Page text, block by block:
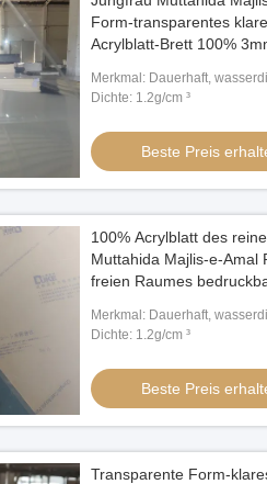
Form-transparentes
Acrylblatt-Brett 100%
Merkmal: Dauerhaft,
bedruckbar
Dichte: 1.2g/cm ³
Beste Preis
100% Acrylblatt des
Muttahida Majlis-e-Amal
freien Raumes
Merkmal: Dauerhaft,
bedruckbar
Dichte: 1.2g/cm ³
Beste Preis
Transparente Form-